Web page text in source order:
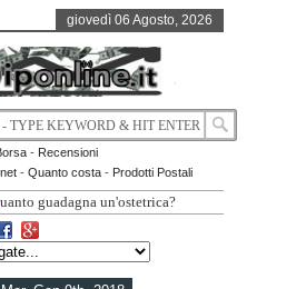
giovedì 06 Agosto, 2026
- Recensioni
- Quanto costa - Prodotti Postali
guadagna un'ostetrica?